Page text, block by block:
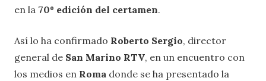
en la 70º edición del certamen.
Así lo ha confirmado Roberto Sergio, director
general de San Marino RTV, en un encuentro con
los medios en Roma donde se ha presentado la